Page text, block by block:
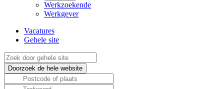
Werkzoekende
Werkgever
Vacatures
Gehele site